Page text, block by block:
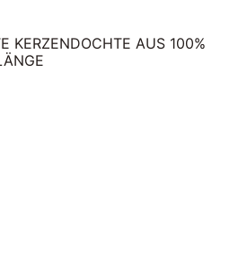
KERZENDOCHTE AUS 100%